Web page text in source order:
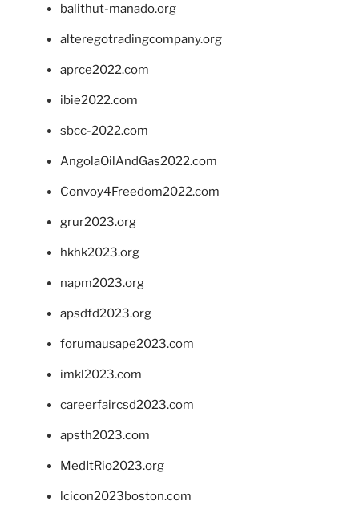
balithut-manado.org
alteregotradingcompany.org
aprce2022.com
ibie2022.com
sbcc-2022.com
AngolaOilAndGas2022.com
Convoy4Freedom2022.com
grur2023.org
hkhk2023.org
napm2023.org
apsdfd2023.org
forumausape2023.com
imkl2023.com
careerfaircsd2023.com
apsth2023.com
MedItRio2023.org
lcicon2023boston.com